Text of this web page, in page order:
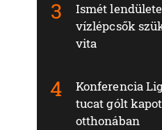
Ismét
vízlépcsők
vita
Konferencia
tucat gólt
otthonában